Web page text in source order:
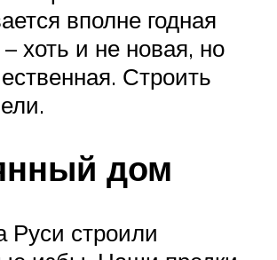
вполне годная
хоть и не новая, но
Строить
дом
Руси строили